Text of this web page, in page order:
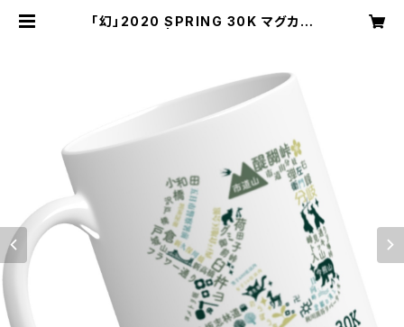
「幻」2020 SPRING 30K マグカッ